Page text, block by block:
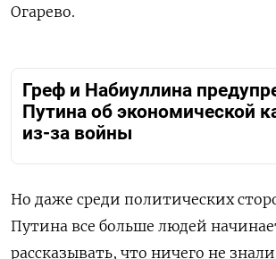
Огарево.
Греф и Набиуллина
Путина об экономической
из-за войны
Но даже среди политических
Путина все больше людей
рассказывать, что ничего не